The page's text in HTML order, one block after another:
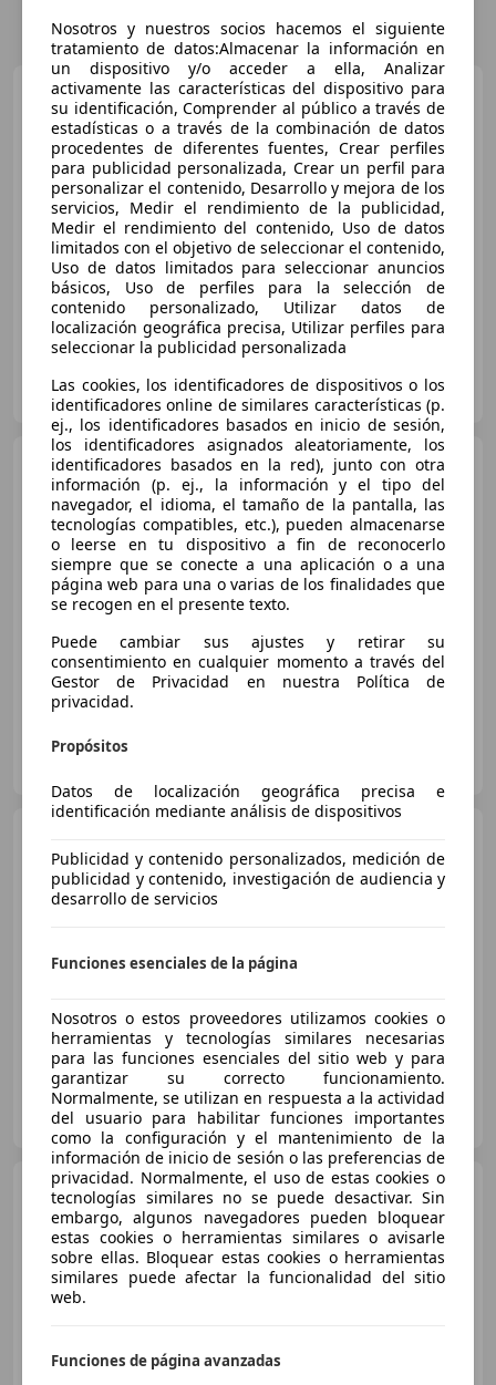
MINI Cooper 1.5 136CV
Autom.
€ 18.500
Buenprecio
05/2023 69.426 km Gasolina 100 kW (136 CV)
CLICKAUTOS MULTIMARCA
ES-46940 RIBARROJA DEL TURIA
MINI CooperE
€ 18.990
Precio
03/2023 57.554 km Eléctrico 135 kW (184 CV)
FLEXICAR MADRID GRUPO
TURBO MANISES
ES-46930 QUART DE POBLET
MINI Cooper
€ 18.990
01/2023 15.663 km Gasolina
Nosotros y nuestros socios hacemos el siguiente
tratamiento de datos:Almacenar la información en
un dispositivo y/o acceder a ella, Analizar
activamente las características del dispositivo para
su identificación, Comprender al público a través de
estadísticas o a través de la combinación de datos
procedentes de diferentes fuentes, Crear perfiles
para publicidad personalizada, Crear un perfil para
personalizar el contenido, Desarrollo y mejora de los
servicios, Medir el rendimiento de la publicidad,
Medir el rendimiento del contenido, Uso de datos
limitados con el objetivo de seleccionar el contenido,
Uso de datos limitados para seleccionar anuncios
básicos, Uso de perfiles para la selección de
contenido personalizado, Utilizar datos de
localización geográfica precisa, Utilizar perfiles para
seleccionar la publicidad personalizada
Las cookies, los identificadores de dispositivos o los
identificadores online de similares características (p.
ej., los identificadores basados en inicio de sesión,
los identificadores asignados aleatoriamente, los
identificadores basados en la red), junto con otra
información (p. ej., la información y el tipo del
navegador, el idioma, el tamaño de la pantalla, las
tecnologías compatibles, etc.), pueden almacenarse
o leerse en tu dispositivo a fin de reconocerlo
siempre que se conecte a una aplicación o a una
página web para una o varias de los finalidades que
se recogen en el presente texto.
Puede cambiar sus ajustes y retirar su
consentimiento en cualquier momento a través del
Gestor de Privacidad en nuestra Política de
privacidad.
Propósitos
Datos de localización geográfica precisa e
identificación mediante análisis de dispositivos
Publicidad y contenido personalizados, medición de
publicidad y contenido, investigación de audiencia y
desarrollo de servicios
Funciones esenciales de la página
Nosotros o estos proveedores utilizamos cookies o
herramientas y tecnologías similares necesarias
para las funciones esenciales del sitio web y para
garantizar su correcto funcionamiento.
Normalmente, se utilizan en respuesta a la actividad
del usuario para habilitar funciones importantes
como la configuración y el mantenimiento de la
información de inicio de sesión o las preferencias de
privacidad. Normalmente, el uso de estas cookies o
tecnologías similares no se puede desactivar. Sin
embargo, algunos navegadores pueden bloquear
estas cookies o herramientas similares o avisarle
sobre ellas. Bloquear estas cookies o herramientas
similares puede afectar la funcionalidad del sitio
web.
Funciones de página avanzadas